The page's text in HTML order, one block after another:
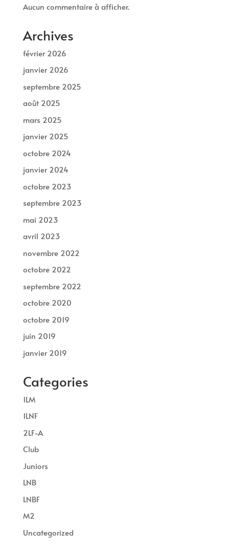
Aucun commentaire à afficher.
Archives
février 2026
janvier 2026
septembre 2025
août 2025
mars 2025
janvier 2025
octobre 2024
janvier 2024
octobre 2023
septembre 2023
mai 2023
avril 2023
novembre 2022
octobre 2022
septembre 2022
octobre 2020
octobre 2019
juin 2019
janvier 2019
Categories
1LM
1LNF
2LF-A
Club
Juniors
LNB
LNBF
M2
Uncategorized